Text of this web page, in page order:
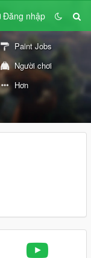
Đăng nhập
Paint Jobs
Người chơi
Hơn